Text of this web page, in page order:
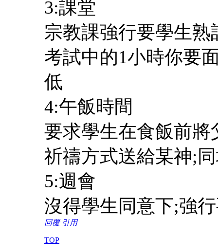
3:課堂
宗教課強行要學生
考試中的1小時你要
低
4:午飯時間
要求學生在食飯前
祈禱方式送給某神;
5:週會
沒得學生同意下;強
回覆 引用
TOP